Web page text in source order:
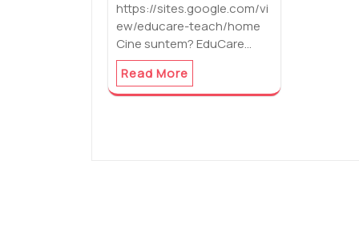
https://sites.google.com/vi
ew/educare-teach/home
Cine suntem? EduCare…
Read More